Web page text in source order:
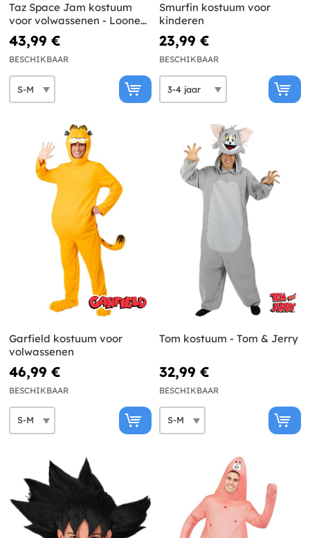
Taz Space Jam kostuum
voor volwassenen - Looney
Tunes
43,99 €
BESCHIKBAAR
Smurfin kostuum voor
kinderen
23,99 €
BESCHIKBAAR
Garfield kostuum voor
volwassenen
46,99 €
BESCHIKBAAR
Tom kostuum - Tom & Jerry
32,99 €
BESCHIKBAAR